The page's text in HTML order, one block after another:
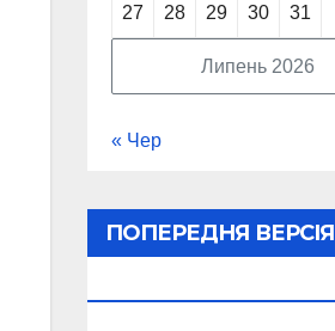
Липень 2026
27 28 29 30 31
« Чер
ПОПЕРЕДНЯ ВЕРСІЯ